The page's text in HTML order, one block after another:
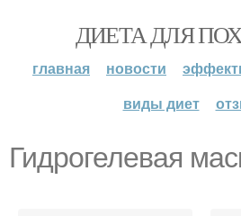
ДИЕТА ДЛЯ
главная новости
виды диет
Гидрогелевая